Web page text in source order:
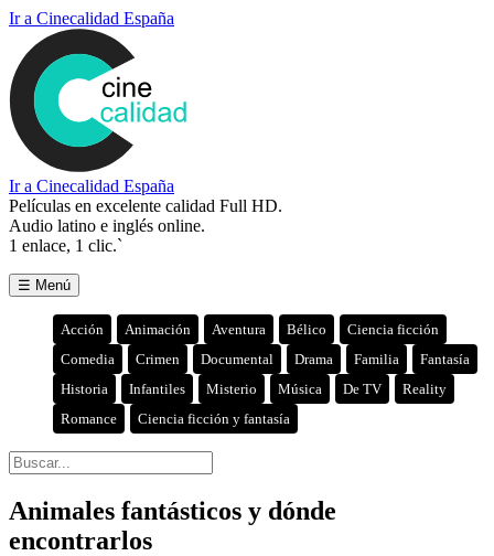
Ir a Cinecalidad España
Ir a Cinecalidad España
Películas en excelente calidad Full HD.
Audio latino e inglés online.
1 enlace, 1 clic.`
☰ Menú
Acción Animación Aventura Bélico
Ciencia ficción
Comedia
Crimen Documental Drama Familia
Fantasía
Historia
Infantiles Misterio Música De TV
Reality
Romance
Ciencia ficción y fantasía
Animales fantásticos y dónde
encontrarlos